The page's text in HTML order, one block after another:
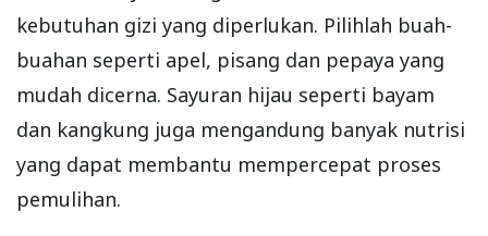
kebutuhan gizi yang diperlukan. Pilihlah buah-
buahan seperti apel, pisang dan pepaya yang
mudah dicerna. Sayuran hijau seperti bayam
dan kangkung juga mengandung banyak nutrisi
yang dapat membantu mempercepat proses
pemulihan.